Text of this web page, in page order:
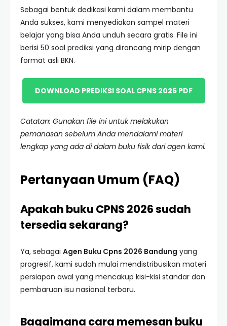
Sebagai bentuk dedikasi kami dalam membantu
Anda sukses, kami menyediakan sampel materi
belajar yang bisa Anda unduh secara gratis. File ini
berisi 50 soal prediksi yang dirancang mirip dengan
format asli BKN.
DOWNLOAD PREDIKSI SOAL CPNS 2026 PDF
Catatan: Gunakan file ini untuk melakukan
pemanasan sebelum Anda mendalami materi
lengkap yang ada di dalam buku fisik dari agen kami.
Pertanyaan Umum (FAQ)
Apakah buku CPNS 2026 sudah
tersedia sekarang?
Ya, sebagai Agen Buku Cpns 2026 Bandung yang
progresif, kami sudah mulai mendistribusikan materi
persiapan awal yang mencakup kisi-kisi standar dan
pembaruan isu nasional terbaru.
Bagaimana cara memesan buku